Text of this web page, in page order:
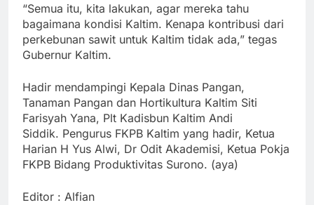
“Semua itu, kita lakukan, agar mereka tahu
bagaimana kondisi Kaltim. Kenapa kontribusi dari
perkebunan sawit untuk Kaltim tidak ada,” tegas
Gubernur Kaltim.
Hadir mendampingi Kepala Dinas Pangan,
Tanaman Pangan dan Hortikultura Kaltim Siti
Farisyah Yana, Plt Kadisbun Kaltim Andi
Siddik. Pengurus FKPB Kaltim yang hadir, Ketua
Harian H Yus Alwi, Dr Odit Akademisi, Ketua Pokja
FKPB Bidang Produktivitas Surono. (aya)
Editor : Alfian